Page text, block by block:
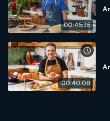
00:45:35
00:40:08